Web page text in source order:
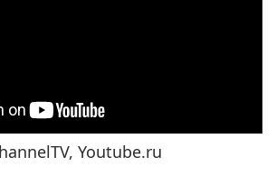
Youtube.ru